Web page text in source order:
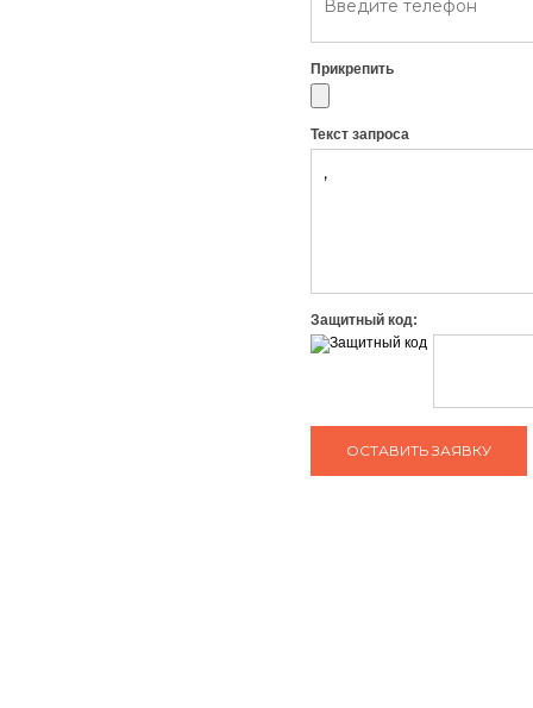
Прикрепить
Текст запроса
Защитный код: